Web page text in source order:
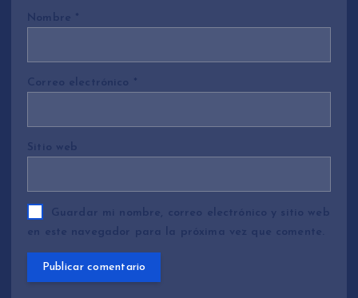
Nombre *
Correo electrónico *
Sitio web
Guardar mi nombre, correo electrónico y sitio web
en este navegador para la próxima vez que comente.